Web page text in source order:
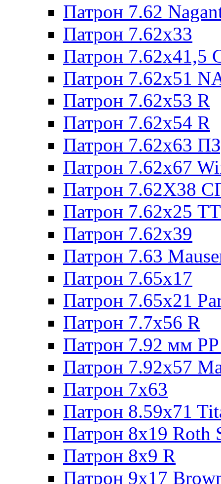
Патрон 7.62
Патрон 7.62x33
Патрон 7.62x41,5
Патрон 7.62x51
Патрон 7.62x53 R
Патрон 7.62x54 R
Патрон 7.62x63
Патрон 7.62x67
Патрон 7.62Х38
Патрон 7.62х25 TT
Патрон 7.62х39
Патрон 7.63
Патрон 7.65x17
Патрон 7.65x21
Патрон 7.7x56 R
Патрон 7.92 мм
Патрон 7.92x57
Патрон 7x63
Патрон 8.59x71
Патрон 8x19 Roth
Патрон 8x9 R
Патрон 9x17